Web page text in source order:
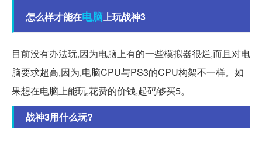
怎么样才能在电脑上玩战神3
目前没有办法玩,因为电脑上有的一些模拟器很烂,而且对电
脑要求超高,因为,电脑CPU与PS3的CPU构架不一样。如
果想在电脑上能玩,花费的价钱,起码够买5。
战神3用什么玩?